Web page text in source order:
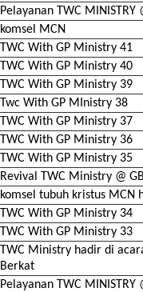
Pelayanan TWC MINISTRY
komsel MCN
TWC With GP Ministry 41
TWC With GP Ministry 40
TWC With GP Ministry 39
Twc With GP MInistry 38
TWC With GP Ministry 37
TWC With GP Ministry 36
TWC With GP Ministry 35
Revival TWC Ministry @
komsel tubuh kristus MCN
TWC With GP Ministry 34
TWC With GP Ministry 33
TWC Ministry hadir di
Berkat
Pelayanan TWC MINISTRY